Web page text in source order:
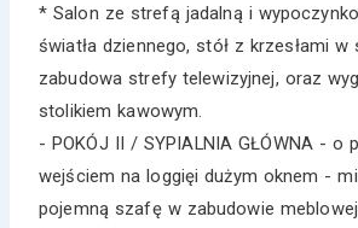
* Salon ze strefą jadalną i
światła dziennego, stół z krzesłami w
zabudowa strefy telewizyjnej, oraz
stolikiem kawowym.
- POKÓJ II / SYPIALNIA GŁÓWNA - o
wejściem na loggięi dużym oknem -
pojemną szafę w zabudowie